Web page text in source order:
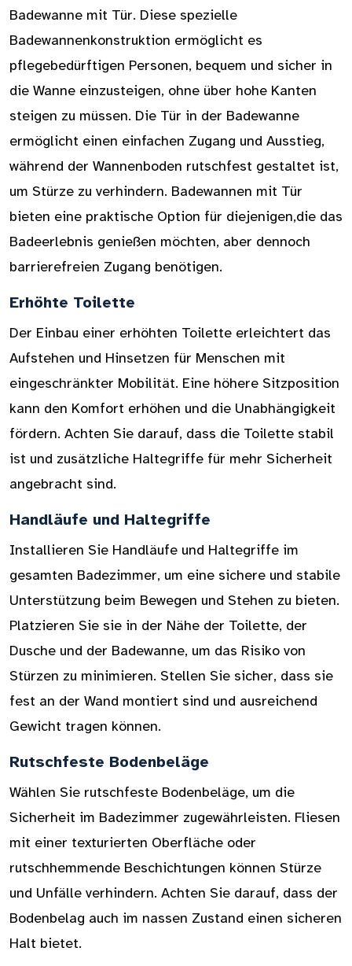
Badewanne mit Tür. Diese spezielle
Badewannenkonstruktion ermöglicht es
pflegebedürftigen Personen, bequem und sicher in
die Wanne einzusteigen, ohne über hohe Kanten
steigen zu müssen. Die Tür in der Badewanne
ermöglicht einen einfachen Zugang und Ausstieg,
während der Wannenboden rutschfest gestaltet ist,
um Stürze zu verhindern. Badewannen mit Tür
bieten eine praktische Option für diejenigen,die das
Badeerlebnis genießen möchten, aber dennoch
barrierefreien Zugang benötigen.
Erhöhte Toilette
Der Einbau einer erhöhten Toilette erleichtert das
Aufstehen und Hinsetzen für Menschen mit
eingeschränkter Mobilität. Eine höhere Sitzposition
kann den Komfort erhöhen und die Unabhängigkeit
fördern. Achten Sie darauf, dass die Toilette stabil
ist und zusätzliche Haltegriffe für mehr Sicherheit
angebracht sind.
Handläufe und Haltegriffe
Installieren Sie Handläufe und Haltegriffe im
gesamten Badezimmer, um eine sichere und stabile
Unterstützung beim Bewegen und Stehen zu bieten.
Platzieren Sie sie in der Nähe der Toilette, der
Dusche und der Badewanne, um das Risiko von
Stürzen zu minimieren. Stellen Sie sicher, dass sie
fest an der Wand montiert sind und ausreichend
Gewicht tragen können.
Rutschfeste Bodenbeläge
Wählen Sie rutschfeste Bodenbeläge, um die
Sicherheit im Badezimmer zugewährleisten. Fliesen
mit einer texturierten Oberfläche oder
rutschhemmende Beschichtungen können Stürze
und Unfälle verhindern. Achten Sie darauf, dass der
Bodenbelag auch im nassen Zustand einen sicheren
Halt bietet.